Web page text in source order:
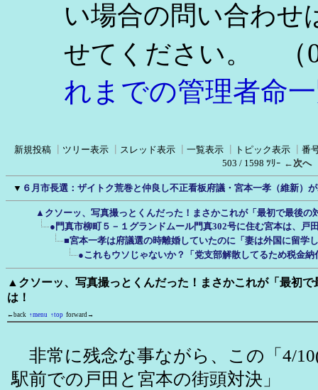
い場合の問い合わせ
せてください。
（
れまでの管理者命
新規投稿 ツリー表示 スレッド表示 一覧表示 トピック表示
番
503 / 1598 ﾂﾘｰ ←次へ
▼ ６月市長選：ザイトク荒巻と仲良し不正看板府議・宮本一孝（維新）
▲クソーッ、写真撮っとくんだった！まさかこれが「最初で最後の
●門真市柳町５－１グランドムール門真302号に住む宮本は、戸
■宮本一孝は府議選の時離婚していたのに「妻は外国に留学
●これもウソじゃないか？「党支部解散してるため税金
▲クソーッ、写真撮っとくんだった！まさかこれが「最初で
は！
←back ↑menu ↑top forward→
非常に残念な事ながら、この「4/
駅前での戸田と宮本の街頭対決」